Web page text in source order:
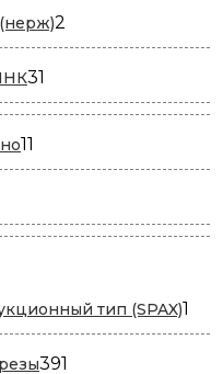
2
товара
31
товар
11
товаров
тип (SPAX)1
391